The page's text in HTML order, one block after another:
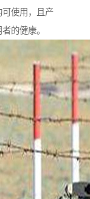
使用，且产
的健康。